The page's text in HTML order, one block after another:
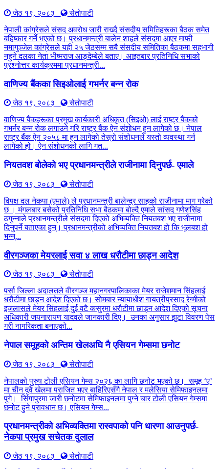
जेठ १९, २०८३
सेतोपाटी
नेपाली कांग्रेसले संसद अवरोध जारी राख्दै संसदीय समितिहरूका बैठक समेत
बहिष्कार गर्ने भएको छ। प्रधानमन्त्री बालेन शाहले संसदमा आएर माफी
नमागुञ्जेल कांग्रेसले यही २५ जेठसम्म सबै संसदीय समितिका बैठकमा सहभागी
नहुने दलका नेता भीष्मराज आङ्देम्बेले बताए। आइतबार प्रतिनिधि सभाको
प्रश्नोत्तर कार्यक्रममा प्रधानमन्त्री...
वाणिज्य बैंकका सिइओलाई गभर्नर बन्न रोक
जेठ १९, २०८३
सेतोपाटी
वाणिज्य बैंकहरूका प्रमुख कार्यकारी अधिकृत (सिइओ) लाई राष्ट्र बैंकको
गभर्नर बन्न रोक लगाउने गरि राष्ट्र बैंक ऐन संशोधन हुन लागेको छ। नेपाल
राष्ट्र बैंक ऐन २०५८ मा हुन लागेको तेस्रो संशोधनले यस्तो व्यवस्था गर्न
लागेको हो। ऐन संशोधनको लागि गत...
नियतवश बोलेको भए प्रधानमन्त्रीले राजीनामा दिनुपर्छ- एमाले
जेठ १९, २०८३
सेतोपाटी
विपक्ष दल नेकपा (एमाले) ले प्रधानमन्त्री बालेन्द्र साहको राजीनामा माग गरेको
छ । मंगलबार बसेको प्रतिनिधि सभा बैठकमा बोल्दै एमाले सांसद गणेशसिंह
ठगुन्नाले प्रधानमन्त्रीले संसदमा दिएको अभिव्यक्ति नियतबश भए राजीनामा
दिनुपर्ने बताएका हुन्। प्रधानमन्त्रीको अभिव्यक्ति नियतबश हो कि भूलबश हो
भन्न्...
वीरगञ्जका मेयरलाई सवा ४ लाख धरौटीमा छाड्न आदेश
जेठ १९, २०८३
सेतोपाटी
पर्सा जिल्ला अदालतले वीरगञ्ज महानगरपालिकाका मेयर राजेशमान सिंहलाई
धरौटीमा छाड्न आदेश दिएको छ। सोमबार न्यायाधीश गायत्रीप्रसाद रेग्मीको
इजलासले मेयर सिंहलाई दुई वटै कसुरमा धरौटीमा छाड्न आदेश दिएको सूचना
अधिकारी जयनारायण यादवले जानकारी दिए। उनका अनुसार झुटा विवरण पेस
गरी नागरिकता बनाएको...
नेपाल समूहको अन्तिम खेलअघि नै एसियन गेम्समा छनोट
जेठ १९, २०८३
सेतोपाटी
नेपालको पुरुष टोली एसियन गेम्स २०२६ का लागि छनोट भएको छ। समूह ‘ए’
मा चीन दुवै खेलमा पराजित भएर बाहिरिएसँगै नेपाल र मलेसिया सेमिफाइनलमा
पुगे। सिंगापुरमा जारी छनोटमा सेमिफाइनलमा पुग्ने चार टोली एसियन गेम्समा
छनोट हुने प्रावधान छ। एसियन गेम्स...
प्रधानमन्त्रीको अभिव्यक्तिमा रास्वपाको पनि धारणा आउनुपर्छ-
नेकपा प्रमुख सचेतक दुलाल
जेठ १९, २०८३
सेतोपाटी